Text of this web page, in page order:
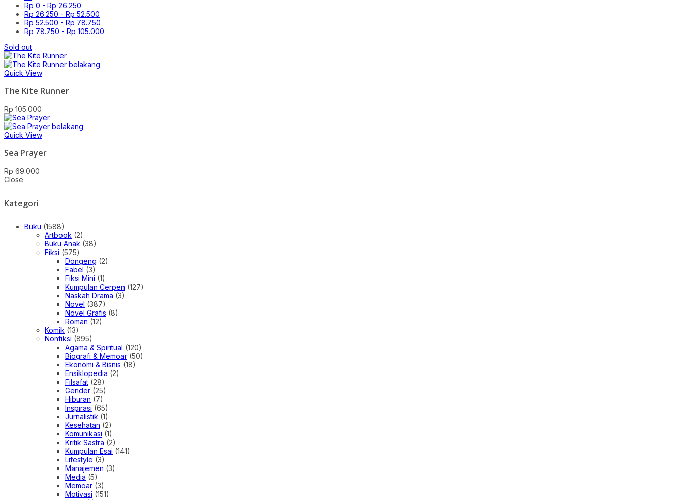
Rp 0 - Rp 26.250
Rp 26.250 - Rp 52.500
Rp 52.500 - Rp 78.750
Rp 78.750 - Rp 105.000
Sold out
Quick View
The Kite Runner
Rp 105.000
Quick View
Sea Prayer
Rp 69.000
Close
Kategori
Buku (1588)
Artbook (2)
Buku Anak (38)
Fiksi (575)
Dongeng (2)
Fabel (3)
Fiksi Mini (1)
Kumpulan Cerpen (127)
Naskah Drama (3)
Novel (387)
Novel Grafis (8)
Roman (12)
Komik (13)
Nonfiksi (895)
Agama & Spiritual (120)
Biografi & Memoar (50)
Ekonomi & Bisnis (18)
Ensiklopedia (2)
Filsafat (28)
Gender (25)
Hiburan (7)
Inspirasi (65)
Jurnalistik (1)
Kesehatan (2)
Komunikasi (1)
Kritik Sastra (2)
Kumpulan Esai (141)
Lifestyle (3)
Manajemen (3)
Media (5)
Memoar (3)
Motivasi (151)